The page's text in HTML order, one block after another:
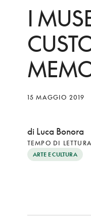
I
15 MAGGIO 2019
di Luca Bonora
TEMPO DI LETTURA
ARTE E CULTURA